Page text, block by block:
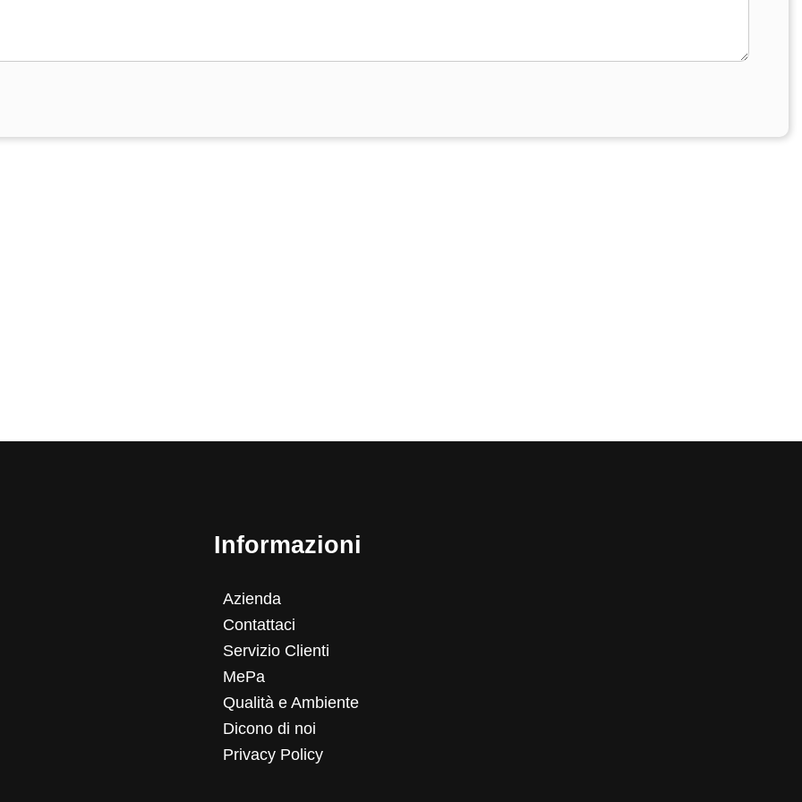
Informazioni
Azienda
Contattaci
Servizio Clienti
MePa
Qualità e Ambiente
Dicono di noi
Privacy Policy